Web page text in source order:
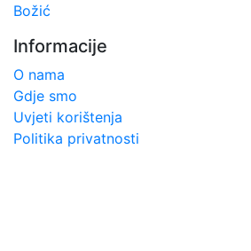
Božić
Informacije
O nama
Gdje smo
Uvjeti korištenja
Politika privatnosti